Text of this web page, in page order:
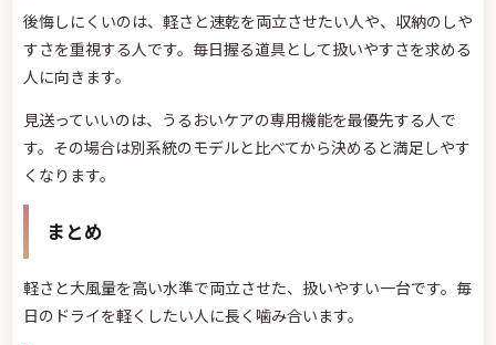
後悔しにくいのは、軽さと速乾を両立させたい人や、収納のしや
すさを重視する人です。毎日握る道具として扱いやすさを求める
人に向きます。
見送っていいのは、うるおいケアの専用機能を最優先する人で
す。その場合は別系統のモデルと比べてから決めると満足しやす
くなります。
まとめ
軽さと大風量を高い水準で両立させた、扱いやすい一台です。毎
日のドライを軽くしたい人に長く噛み合います。